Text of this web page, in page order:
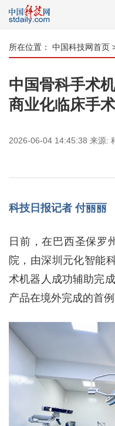
所在位置： 中国科技网首页
中国骨科手术
商业化临床手术
2026-06-04 14:45:38 来源:
科技日报记者 付丽丽
日前，在巴西圣保罗
院，由深圳元化智能
术机器人成功辅助完
产品在境外完成的首